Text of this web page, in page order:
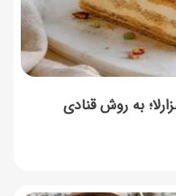
به روش قنادی